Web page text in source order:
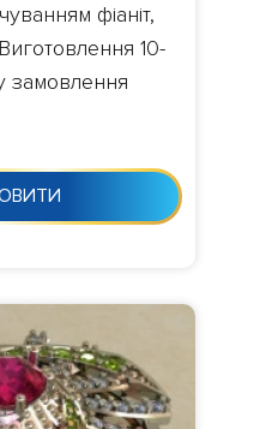
фіаніт,
10-
замовлення